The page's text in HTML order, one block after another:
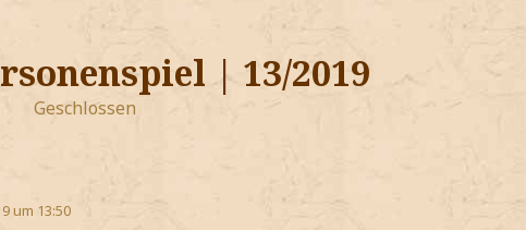
| 13/2019
Geschlossen
um 13:50